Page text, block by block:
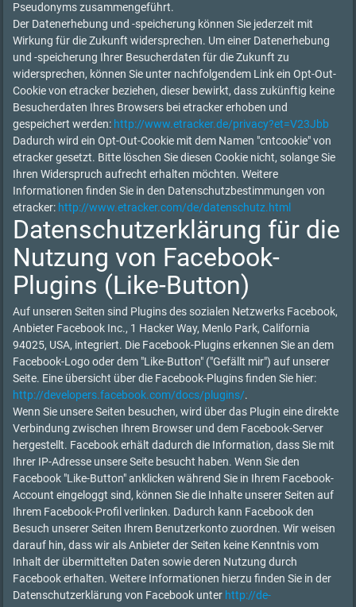
Pseudonyms zusammengeführt.
Der Datenerhebung und -speicherung können Sie jederzeit mit
Wirkung für die Zukunft widersprechen. Um einer Datenerhebung
und -speicherung Ihrer Besucherdaten für die Zukunft zu
widersprechen, können Sie unter nachfolgendem Link ein Opt-Out-
Cookie von etracker beziehen, dieser bewirkt, dass zukünftig keine
Besucherdaten Ihres Browsers bei etracker erhoben und
gespeichert werden: http://www.etracker.de/privacy?et=V23Jbb
Dadurch wird ein Opt-Out-Cookie mit dem Namen "cntcookie" von
etracker gesetzt. Bitte löschen Sie diesen Cookie nicht, solange Sie
Ihren Widerspruch aufrecht erhalten möchten. Weitere
Informationen finden Sie in den Datenschutzbestimmungen von
etracker: http://www.etracker.com/de/datenschutz.html
Datenschutzerklärung für die
Nutzung von Facebook-
Plugins (Like-Button)
Auf unseren Seiten sind Plugins des sozialen Netzwerks Facebook,
Anbieter Facebook Inc., 1 Hacker Way, Menlo Park, California
94025, USA, integriert. Die Facebook-Plugins erkennen Sie an dem
Facebook-Logo oder dem "Like-Button" ("Gefällt mir") auf unserer
Seite. Eine übersicht über die Facebook-Plugins finden Sie hier:
http://developers.facebook.com/docs/plugins/.
Wenn Sie unsere Seiten besuchen, wird über das Plugin eine direkte
Verbindung zwischen Ihrem Browser und dem Facebook-Server
hergestellt. Facebook erhält dadurch die Information, dass Sie mit
Ihrer IP-Adresse unsere Seite besucht haben. Wenn Sie den
Facebook "Like-Button" anklicken während Sie in Ihrem Facebook-
Account eingeloggt sind, können Sie die Inhalte unserer Seiten auf
Ihrem Facebook-Profil verlinken. Dadurch kann Facebook den
Besuch unserer Seiten Ihrem Benutzerkonto zuordnen. Wir weisen
darauf hin, dass wir als Anbieter der Seiten keine Kenntnis vom
Inhalt der übermittelten Daten sowie deren Nutzung durch
Facebook erhalten. Weitere Informationen hierzu finden Sie in der
Datenschutzerklärung von Facebook unter http://de-